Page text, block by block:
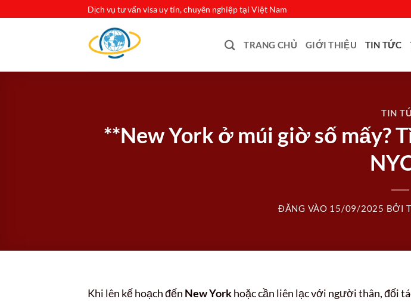
Dịch vụ tư vấn visa uy tín, chuyên nghiệp tại Việt Nam
TRANG CHỦ GIỚI THIỆU TIN TỨC
TIN
**New York ở múi giờ số mấy?
ĐĂNG VÀO 15/09/2025 BỞI
Khi lên kế hoạch đến New Yorkhoặc cần liên lạc với người thân, đối